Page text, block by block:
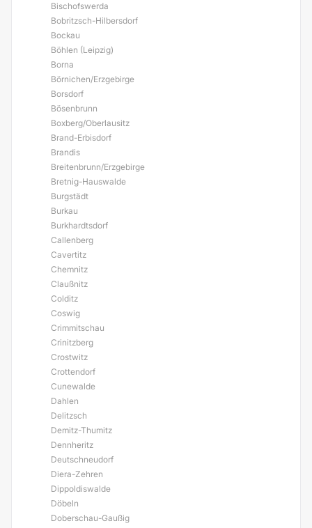
Bischofswerda
Bobritzsch-Hilbersdorf
Bockau
Böhlen (Leipzig)
Borna
Börnichen/Erzgebirge
Borsdorf
Bösenbrunn
Boxberg/Oberlausitz
Brand-Erbisdorf
Brandis
Breitenbrunn/Erzgebirge
Bretnig-Hauswalde
Burgstädt
Burkau
Burkhardtsdorf
Callenberg
Cavertitz
Chemnitz
Claußnitz
Colditz
Coswig
Crimmitschau
Crinitzberg
Crostwitz
Crottendorf
Cunewalde
Dahlen
Delitzsch
Demitz-Thumitz
Dennheritz
Deutschneudorf
Diera-Zehren
Dippoldiswalde
Döbeln
Doberschau-Gaußig